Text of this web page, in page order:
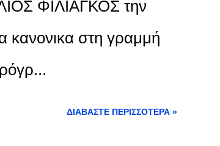
ΦΙΛΙΑΓΚΟΣ την
κανονικα στη γραμμή
ΔΙΑΒΆΣΤΕ ΠΕΡΙΣΣΌΤΕΡΑ »